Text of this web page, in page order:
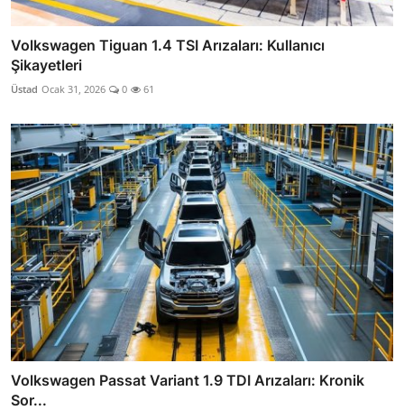
Volkswagen Tiguan 1.4 TSI Arızaları: Kullanıcı
Şikayetleri
Üstad Ocak 31, 2026 0 61
Volkswagen Passat Variant 1.9 TDI Arızaları: Kronik
Sor...